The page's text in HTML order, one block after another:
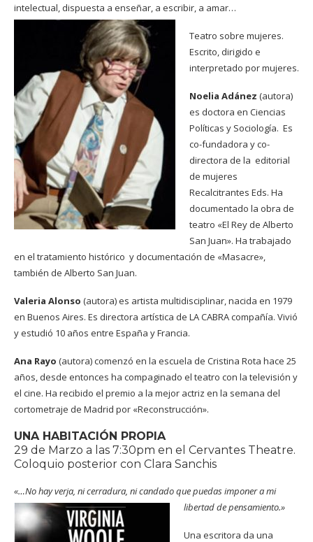
intelectual, dispuesta a enseñar, a escribir, a amar…
Teatro sobre mujeres.
Escrito, dirigido e
interpretado por mujeres.
Noelia Adánez (autora)
es doctora en Ciencias
Políticas y Sociología. Es
co-fundadora y co-
directora de la editorial
de mujeres
Recalcitrantes Eds. Ha
documentado la obra de
teatro «El Rey de Alberto
San Juan». Ha trabajado
en el tratamiento histórico y documentación de «Masacre»,
también de Alberto San Juan.
Valeria Alonso (autora) es artista multidisciplinar, nacida en 1979
en Buenos Aires. Es directora artística de LA CABRA compañía. Vivió
y estudió 10 años entre España y Francia.
Ana Rayo (autora)comenzó en la escuela de Cristina Rota hace 25
años, desde entonces ha compaginado el teatro con la televisión y
el cine. Ha recibido el premio a la mejor actriz en la semana del
cortometraje de Madrid por «Reconstrucción».
UNA HABITACIÓN PROPIA
29 de Marzo a las 7:30pm en el Cervantes Theatre.
Coloquio posterior con Clara Sanchis
«…No hay verja, ni cerradura, ni candado que puedas imponer a mi
libertad de pensamiento.»
Una escritora da una